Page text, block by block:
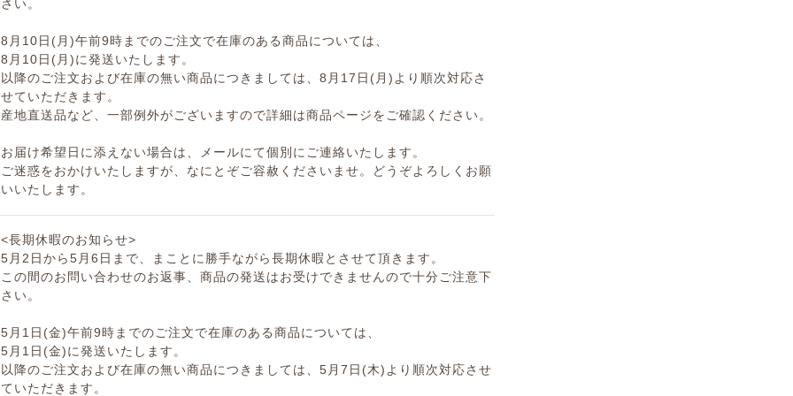
さい。
8月10日(月)午前9時までのご注文で在庫のある商品については、
8月10日(月)に発送いたします。
以降のご注文および在庫の無い商品につきましては、8月17日(月)より順次対応さ
せていただきます。
産地直送品など、一部例外がございますので詳細は商品ページをご確認ください。
お届け希望日に添えない場合は、メールにて個別にご連絡いたします。
ご迷惑をおかけいたしますが、なにとぞご容赦くださいませ。どうぞよろしくお願
いいたします。
<長期休暇のお知らせ>
5月2日から5月6日まで、まことに勝手ながら長期休暇とさせて頂きます。
この間のお問い合わせのお返事、商品の発送はお受けできませんので十分ご注意下
さい。
5月1日(金)午前9時までのご注文で在庫のある商品については、
5月1日(金)に発送いたします。
以降のご注文および在庫の無い商品につきましては、5月7日(木)より順次対応させ
ていただきます。